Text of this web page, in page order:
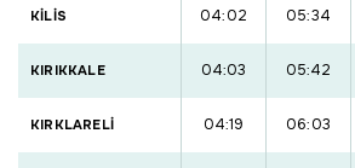
KİLİS 04:02 05:34
KIRIKKALE 04:03 05:42
KIRKLARELİ 04:19 06:03